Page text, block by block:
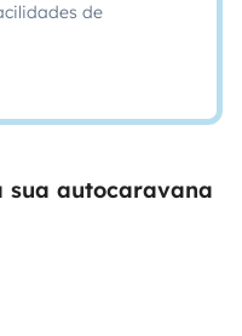
de
sua autocaravana